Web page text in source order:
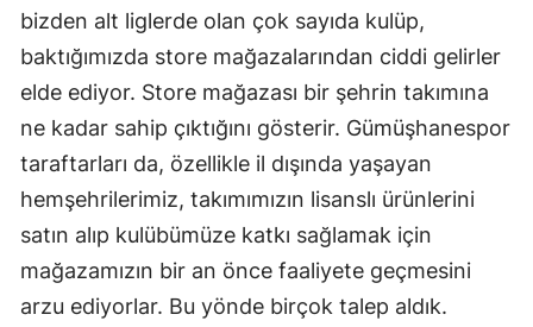
İstanbul
İzmir
Kars
Kastamonu
Kayseri
Kırklareli
Kırşehir
bizden alt liglerde olan çok sayıda kulüp,
baktığımızda store mağazalarından ciddi gelirler
elde ediyor. Store mağazası bir şehrin takımına
ne kadar sahip çıktığını gösterir. Gümüşhanespor
taraftarları da, özellikle il dışında yaşayan
hemşehrilerimiz, takımımızın lisanslı ürünlerini
satın alıp kulübümüze katkı sağlamak için
mağazamızın bir an önce faaliyete geçmesini
arzu ediyorlar. Bu yönde birçok talep aldık.